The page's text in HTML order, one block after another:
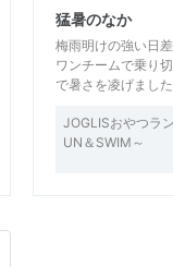
猛暑のなか
梅雨明けの強い日
ワンチームで乗り
で暑さを凌げまし
JOGLISおやつラ
UN＆SWIM～